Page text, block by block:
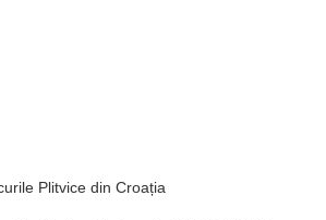
Plitvice din Croația